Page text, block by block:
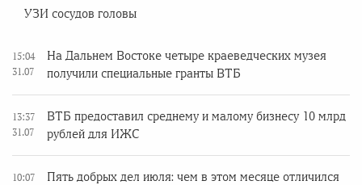
УЗИ сосудов головы
15:04
31.07
На Дальнем Востоке четыре краеведческих музея
получили специальные гранты ВТБ
13:37
31.07
ВТБ предоставил среднему и малому бизнесу 10 млрд
рублей для ИЖС
10:07
Пять добрых дел июля: чем в этом месяце отличился